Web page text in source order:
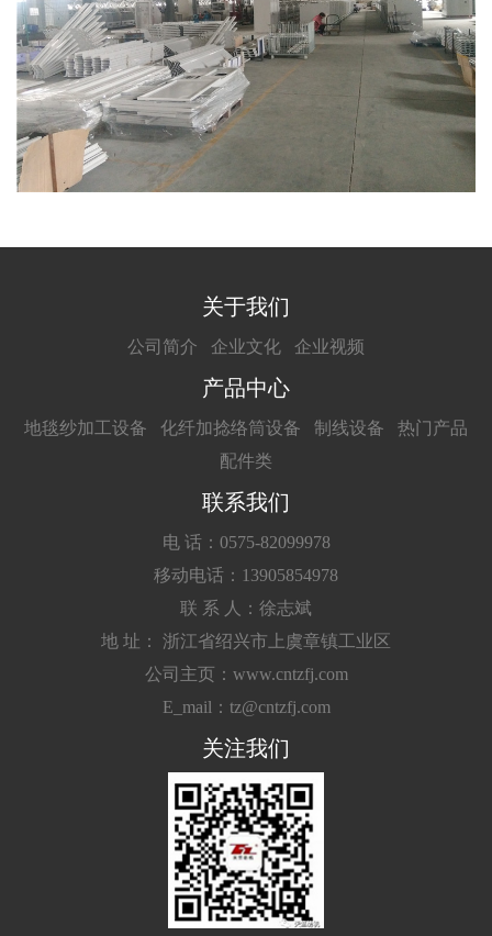
关于我们
公司简介 企业文化 企业视频
产品中心
地毯纱加工设备 化纤加捻络筒设备 制线设备
热门产品
配件类
联系我们
电 话：0575-82099978
移动电话：13905854978
联 系 人：徐志斌
地 址： 浙江省绍兴市上虞章镇工业区
公司主页：www.cntzfj.com
E_mail：tz@cntzfj.com
关注我们